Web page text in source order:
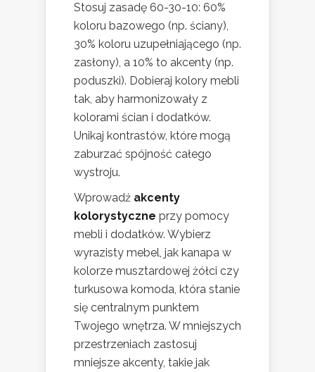
Stosuj zasadę 60-30-10: 60%
koloru bazowego (np. ściany),
30% koloru uzupełniającego (np.
zasłony), a 10% to akcenty (np.
poduszki). Dobieraj kolory mebli
tak, aby harmonizowały z
kolorami ścian i dodatków.
Unikaj kontrastów, które mogą
zaburzać spójność całego
wystroju.
Wprowadź akcenty
kolorystyczne przy pomocy
mebli i dodatków. Wybierz
wyrazisty mebel, jak kanapa w
kolorze musztardowej żółci czy
turkusowa komoda, która stanie
się centralnym punktem
Twojego wnętrza. W mniejszych
przestrzeniach zastosuj
mniejsze akcenty, takie jak